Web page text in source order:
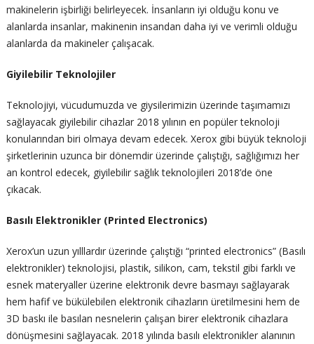
makinelerin işbirliği belirleyecek. İnsanların iyi olduğu konu ve
alanlarda insanlar, makinenin insandan daha iyi ve verimli olduğu
alanlarda da makineler çalışacak.
Giyilebilir Teknolojiler
Teknolojiyi, vücudumuzda ve giysilerimizin üzerinde taşımamızı
sağlayacak giyilebilir cihazlar 2018 yılının en popüler teknoloji
konularından biri olmaya devam edecek. Xerox gibi büyük teknoloji
şirketlerinin uzunca bir dönemdir üzerinde çalıştığı, sağlığımızı her
an kontrol edecek, giyilebilir sağlık teknolojileri 2018’de öne
çıkacak.
Basılı Elektronikler (Printed Electronics)
Xerox’un uzun yılllardır üzerinde çalıştığı “printed electronics” (Basılı
elektronikler) teknolojisi, plastik, silikon, cam, tekstil gibi farklı ve
esnek materyaller üzerine elektronik devre basmayı sağlayarak
hem hafif ve bükülebilen elektronik cihazların üretilmesini hem de
3D baskı ile basılan nesnelerin çalışan birer elektronik cihazlara
dönüşmesini sağlayacak. 2018 yılında basılı elektronikler alanının